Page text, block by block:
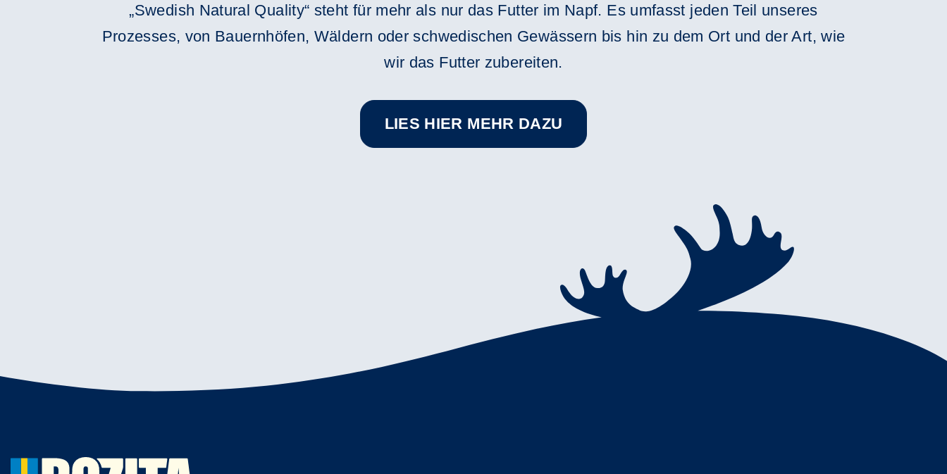
„Swedish Natural Quality“ steht für mehr als nur das Futter im Napf. Es umfasst jeden Teil unseres
Prozesses, von Bauernhöfen, Wäldern oder schwedischen Gewässern bis hin zu dem Ort und der Art, wie
wir das Futter zubereiten.
LIES HIER MEHR DAZU